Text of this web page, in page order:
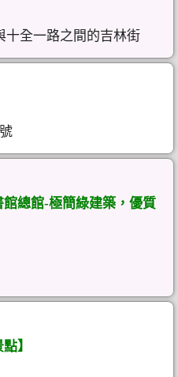
十全一路之間的吉林街
館總館-極簡綠建築，優質
】